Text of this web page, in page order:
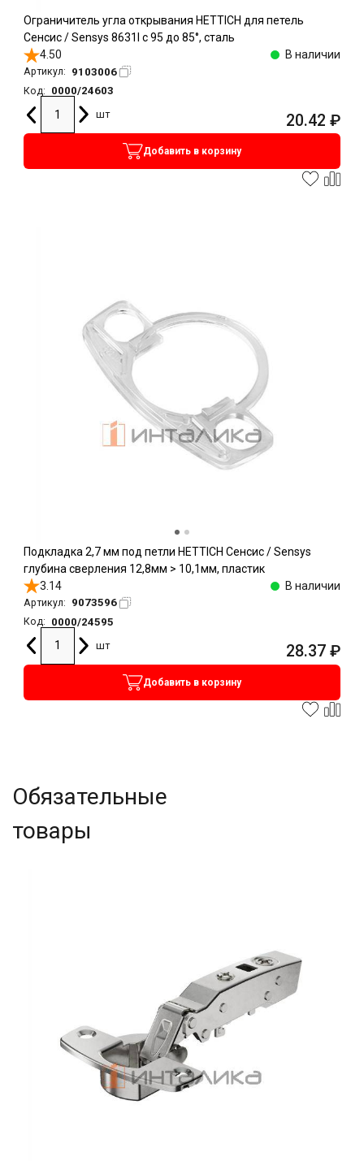
Ограничитель угла открывания HETTICH для петель
Сенсис / Sensys 8631I c 95 до 85°, сталь
4.50
В наличии
Артикул: 9103006
Код:
0000/24603
шт
20.42 ₽
Добавить в корзину
Подкладка 2,7 мм под петли HETTICH Сенсис / Sensys
глубина сверления 12,8мм > 10,1мм, пластик
3.14
В наличии
Артикул: 9073596
Код:
0000/24595
шт
28.37 ₽
Добавить в корзину
Обязательные
товары